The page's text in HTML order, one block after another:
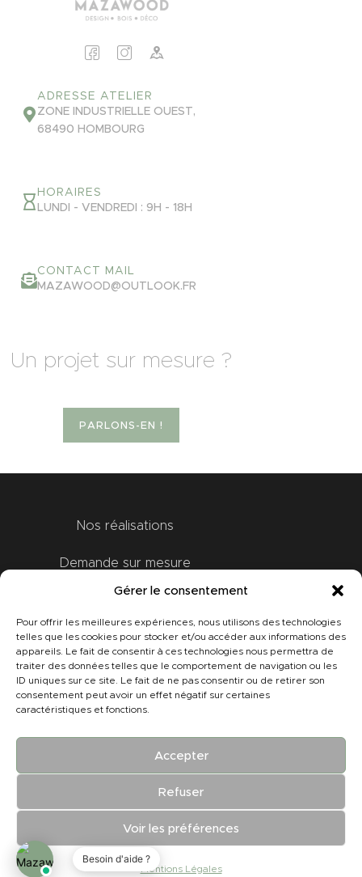
Gérer le consentement
Pour offrir les meilleures expériences, nous utilisons des technologies
telles que les cookies pour stocker et/ou accéder aux informations des
appareils. Le fait de consentir à ces technologies nous permettra de
traiter des données telles que le comportement de navigation ou les
ID uniques sur ce site. Le fait de ne pas consentir ou de retirer son
consentement peut avoir un effet négatif sur certaines
caractéristiques et fonctions.
Accepter
Refuser
Voir les préférences
Mentions Légales
ADRESSE ATELIER
ZONE INDUSTRIELLE OUEST,
68490 HOMBOURG
HORAIRES
LUNDI - VENDREDI : 9H - 18H
CONTACT MAIL
MAZAWOOD@OUTLOOK.FR
Un projet sur mesure ?
PARLONS-EN !
Nos réalisations
Demande sur mesure
Contact
A propos
Mon compte
Tous droits réservés © |CGV|Mentions
Design